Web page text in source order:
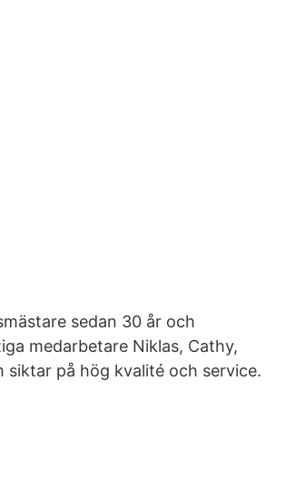
sedan 30 år och
medarbetare Niklas, Cathy,
siktar på hög kvalité och service.